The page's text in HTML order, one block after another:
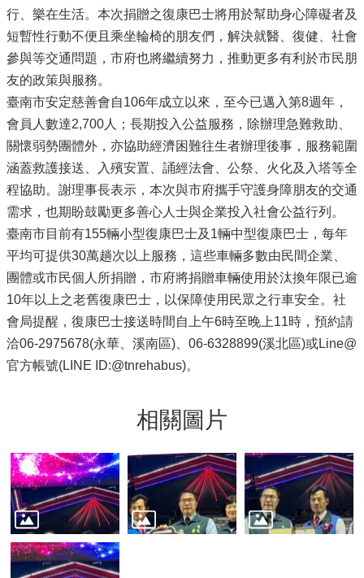
行、樂在生活。本次捐贈之復康巴士將用於幫助身心障礙者及
短暫性行動不便且乘坐輪椅的朋友們，解決就醫、復健、社會
參與等交通問題，市府也將繼續努力，推動更多有利於市民朋
友的政策與服務。
臺南市安定慈善會自106年成立以來，至今已邁入第8週年，
會員人數達2,700人；長期投入公益服務，除辦理急難救助、
關懷弱勢團體外，亦協助經濟困難往生者辦理後事，服務範圍
涵蓋救護接送、入殯安置、誦經法會、公祭、火化及入塔等全
程協助。謝理事長表示，本次與市府攜手守護身障朋友的交通
需求，也期盼鼓勵更多善心人士與企業投入社會公益行列。
臺南市目前有155輛小型復康巴士及1輛中型復康巴士，每年
平均可提供30萬趟次以上服務，這些車輛多數由民間企業、
團體或市民個人所捐贈，市府將捐贈車輛使用於汰換年限已逾
10年以上之老舊復康巴士，以保障使用民眾之行車安全。社
會局提醒，復康巴士接送時間自上午6時至晚上11時，預約請
洽06-2975678(永華、溪南區)、06-6328899(溪北區)或Line@
官方帳號(LINE ID:@tnrehabus)。
相關圖片